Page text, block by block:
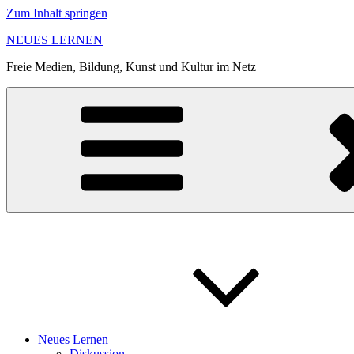
Zum Inhalt springen
NEUES LERNEN
Freie Medien, Bildung, Kunst und Kultur im Netz
Neues Lernen